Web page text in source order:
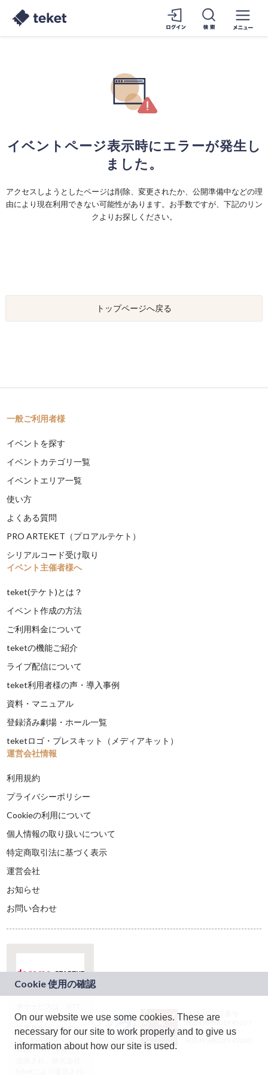
イベントページ表示時にエラーが発生し
ました。
アクセスしようとしたページは削除、変更されたか、公開準備中などの理
由により現在利用できない可能性があります。お手数ですが、下記のリン
クよりお探しください。
トップページへ戻る
一般ご利用者様
イベントを探す
イベントカテゴリ一覧
イベントエリア一覧
使い方
よくある質問
PRO ARTEKET（プロアルテケト）
シリアルコード受け取り
イベント主催者様へ
teket(テケト)とは？
イベント作成の方法
ご利用料金について
teketの機能ご紹介
ライブ配信について
teket利用者様の声・導入事例
資料・マニュアル
登録済み劇場・ホール一覧
teketロゴ・プレスキット（メディアキット）
運営会社情報
利用規約
プライバシーポリシー
Cookieの利用について
個人情報の取り扱いについて
特定商取引法に基づく表示
運営会社
お知らせ
お問い合わせ
ドコモグループの新
規事業創出プログラ
ム「docomo
STARTUP」を通じて
JASRAC許諾番号：
9024936001Y45037
JASRAC許諾番号：
On our website we use some cookies. These are
necessary for our site to work properly and to give us
information about how our site is used.